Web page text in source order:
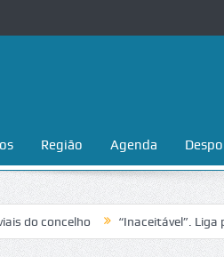
Região Agenda
“Inaceitável”. Liga para a